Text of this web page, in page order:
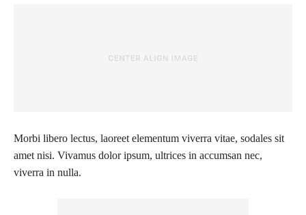
Morbi libero lectus, laoreet elementum viverra vitae, sodales sit
amet nisi. Vivamus dolor ipsum, ultrices in accumsan nec,
viverra in nulla.